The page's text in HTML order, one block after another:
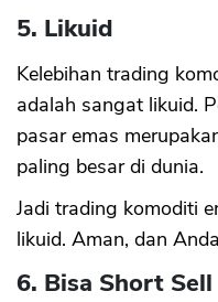
5. Likuid
Kelebihan trading
adalah sangat likuid.
pasar emas
paling besar di dunia.
Jadi trading komoditi
likuid. Aman, dan
6. Bisa Short